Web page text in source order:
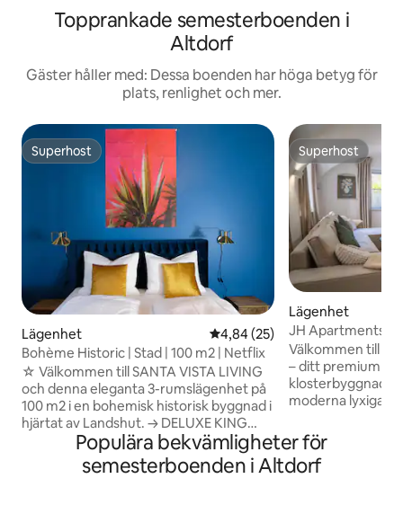
Topprankade semesterboenden i
Altdorf
Gäster håller med: Dessa boenden har höga betyg för
plats, renlighet och mer.
Superhost
Superhost
Lägenhet 4,84 av 5 i genomsnittligt
4,84 (25)
Bohème Historic | Stad | 100 m2 | Netflix
☆ Välkommen till SANTA VISTA LIVING
och denna eleganta 3-rumslägenhet på
100 m2 i en bohemisk historisk byggnad i
hjärtat av Landshut. → DELUXE KING
Size resårmadrasser → Listad historisk
byggnad med 100 m2 och 4 m högt i tak
→ supercentralt, gångavstånd till gamla
Superhost
Superhost
Lägenhet
JH Apartments
spel
Välkommen till
– ditt premiumloft
klosterbyggnad,
moderna lyxiga
parkeringsplatser
100-tums
5 → Privat terrass
Populära bekvämligheter för
semesterboenden i Altdorf